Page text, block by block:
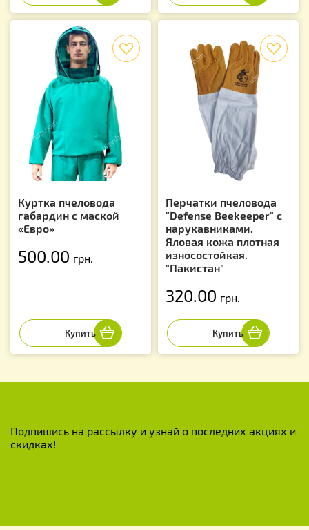
Куртка пчеловода
габардин с маской
«Евро»
500.00 грн.
Перчатки пчеловода
"Defense Beekeeper" с
нарукавниками.
Яловая кожа плотная
износостойкая.
"Пакистан"
320.00 грн.
Подпишись на рассылку и узнай о последних акциях и
скидках!